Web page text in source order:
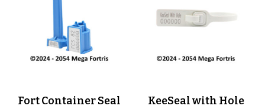
Fort Container Seal
KeeSeal with Hole